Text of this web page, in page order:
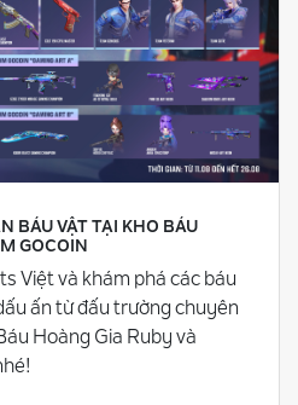
BÁU VẬT TẠI KHO BÁU
GOCOIN
Việt và khám phá các báu
ấn từ đấu trường chuyên
Hoàng Gia Ruby và